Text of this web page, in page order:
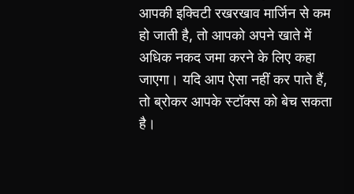
आपकी इक्विटी रखरखाव मार्जिन से कम
हो जाती है, तो आपको अपने खाते में
अधिक नकद जमा करने के लिए कहा
जाएगा। यदि आप ऐसा नहीं कर पाते हैं,
तो ब्रोकर आपके स्टॉक्स को बेच सकता
है।